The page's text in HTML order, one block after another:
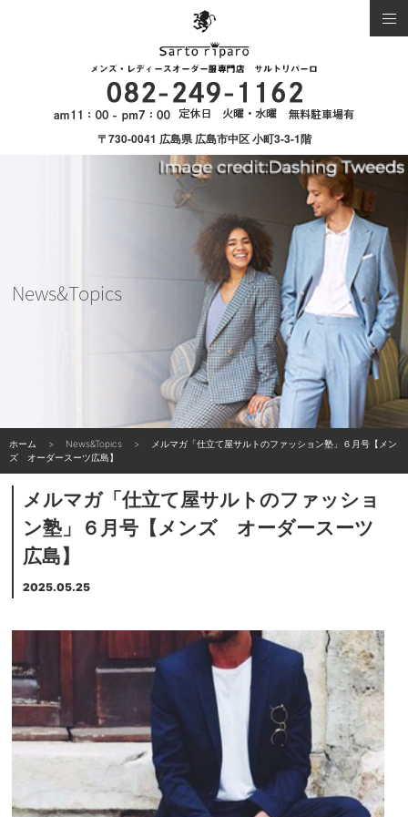
〒730-0041 広島県 広島市中区 小町3-3-1階
News&Topics
ホーム News&Topics
メルマガ「仕立て屋サルトのファッション塾」６月号【メン
ズ オーダースーツ広島】
メルマガ「仕立て屋サルトのファッショ
ン塾」６月号【メンズ オーダースーツ
広島】
2025.05.25